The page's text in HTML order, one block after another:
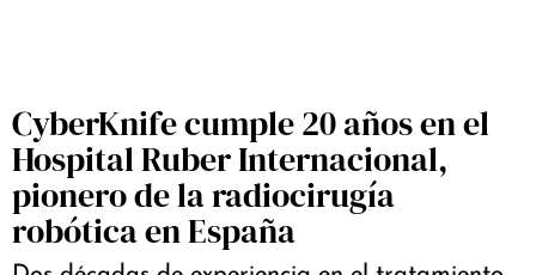
CyberKnife cumple 20 años en el
Hospital Ruber Internacional,
pionero de la radiocirugía
robótica en España